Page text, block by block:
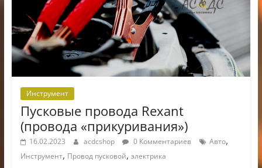
Инструмент
Пусковые провода Rexant
(провода «прикуривания»)
16.02.2023 acdcshop 0 Комментариев Авто,
Инструмент, Провод пусковой, электрика